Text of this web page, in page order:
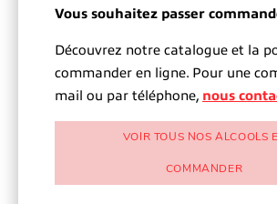
Vous souhaitez passer
Découvrez notre catalogue et la
commander en ligne. Pour une
mail ou par téléphone, nous
VOIR TOUS NOS ALCOOLS
COMMANDER